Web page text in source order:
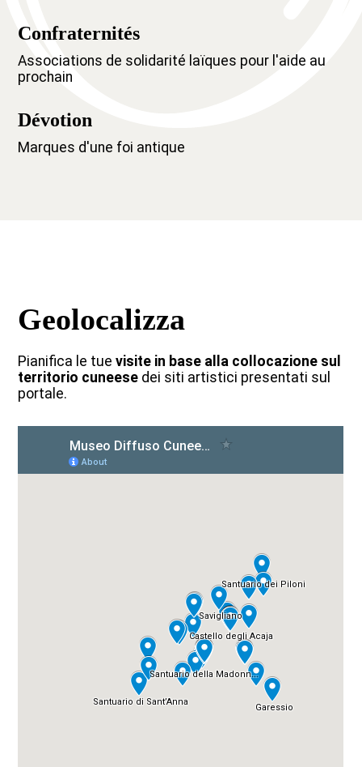
Confraternités
Associations de solidarité laïques pour l'aide au
prochain
Dévotion
Marques d'une foi antique
Geolocalizza
Pianifica le tuevisite in base alla collocazione sul
territorio cuneese dei siti artistici presentati sul
portale.